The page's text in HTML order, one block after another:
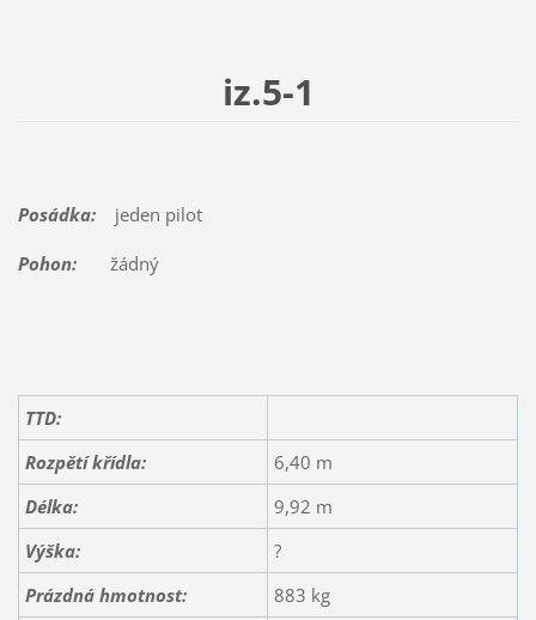
iz.5-1
Posádka:jeden pilot
Pohon:žádný
TTD:
Rozpětí křídla:
6,40 m
Délka:
9,92 m
Výška:
?
Prázdná hmotnost:
883 kg